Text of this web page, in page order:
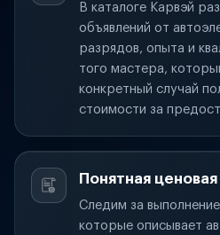
В каталоге Карвэй
объявлений от
разрядов, опыта и
того мастера,
конкретный случай
стоимости за
Понятная
Следим за
которые описывает